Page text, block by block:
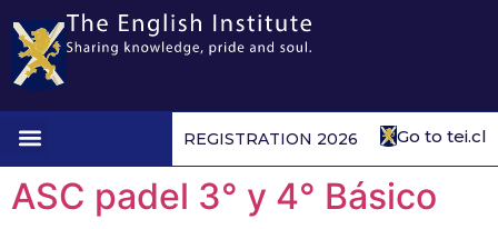
Go to tei.cl
REGISTRATION 2026
ASC padel 3° y 4° Básico